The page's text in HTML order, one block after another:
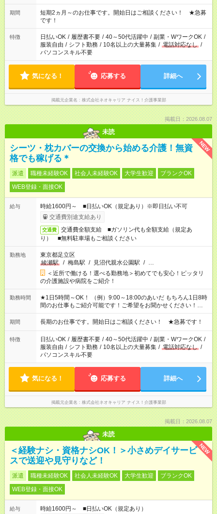
庭の都合でお休みが必要な場合も遠慮なくご相談ください。 ※
週最低15時間以上の勤務が必要です
期間
短期2ヵ月～のお仕事です。開始日はご相談ください！ ★急募
です！
特徴 日払いOK / 履歴書不要 / 40～50代活躍中 / 副業・WワークOK /
服装自由 / シフト勤務 / 10名以上の大量募集 / 電話対応なし /
パソコンスキル不要
気になる！ 応募する 詳細へ
掲載元企業名 株式会社ネオキャリア ナイス！介護事業部
掲載日：2026.08.07
未読
NEW
シーツ・枕カバーの交換から始める介護！無資
格でも稼げる＊
派遣 職種未経験OK 社会人未経験OK 大学生歓迎
ブランクOK
WEB登録・面接OK
給与
時給1600円～ ■日払いOK（規定あり）※即日払い不可
交通費別途支給あり
交通費
交通費全額支給 ■ガソリン代も全額支給（規定あ
り） ■無料駐車場もご相談ください
勤務地
東京都足立区
綾瀬駅
/ 梅島駅 / 見沼代親水公園駅 / …
＜近所で働ける！選べる勤務地＞初めてでも安心！ピッタリ
の介護施設や病院をご紹介！
勤務時間
★1日5時間～OK！ （例）9:00～18:00のあいだ もちろん1日8時
間のお仕事もご紹介可能です！ご希望をお聞かせください！★家
庭の都合でお休みが必要な場合も遠慮なくご相談ください。 ※
週最低15時間以上の勤務が必要です
期間 長期のお仕事です。開始日はご相談ください！ ★急募です！
特徴 日払いOK / 履歴書不要 / 40～50代活躍中 / 副業・WワークOK /
服装自由 / シフト勤務 / 10名以上の大量募集 / 電話対応なし /
パソコンスキル不要
気になる！ 応募する 詳細へ
掲載元企業名 株式会社ネオキャリア ナイス！介護事業部
掲載日：2026.08.07
未読
NEW
＜経験ナシ・資格ナシOK！＞小さめデイサービ
スで送迎や見守りなど！
派遣 職種未経験OK 社会人未経験OK 大学生歓迎
ブランクOK
WEB登録・面接OK
給与 時給1600円～ ■日払いOK（規定あり）